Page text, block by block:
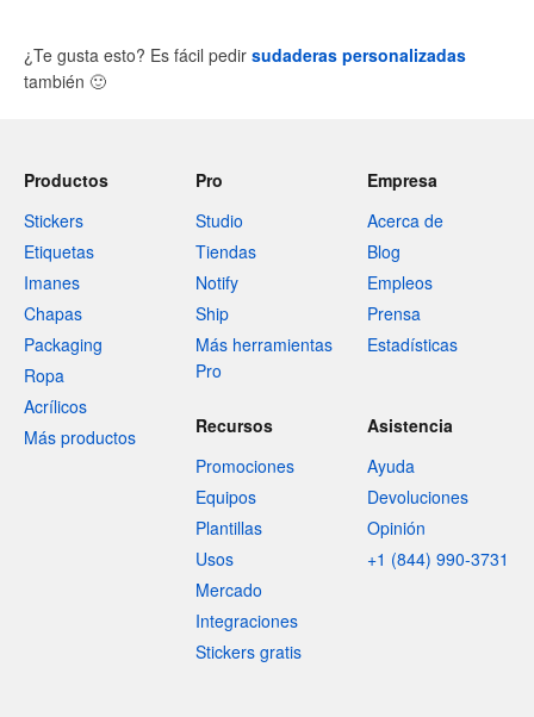
¿Te gusta esto? Es fácil pedir sudaderas personalizadas
también 🙂
Productos
Stickers
Etiquetas
Imanes
Chapas
Packaging
Ropa
Acrílicos
Más productos
Pro
Studio
Tiendas
Notify
Ship
Más herramientas
Pro
Empresa
Acerca de
Blog
Empleos
Prensa
Estadísticas
Recursos
Promociones
Equipos
Plantillas
Usos
Mercado
Integraciones
Stickers gratis
Asistencia
Ayuda
Devoluciones
Opinión
+1 (844) 990-3731